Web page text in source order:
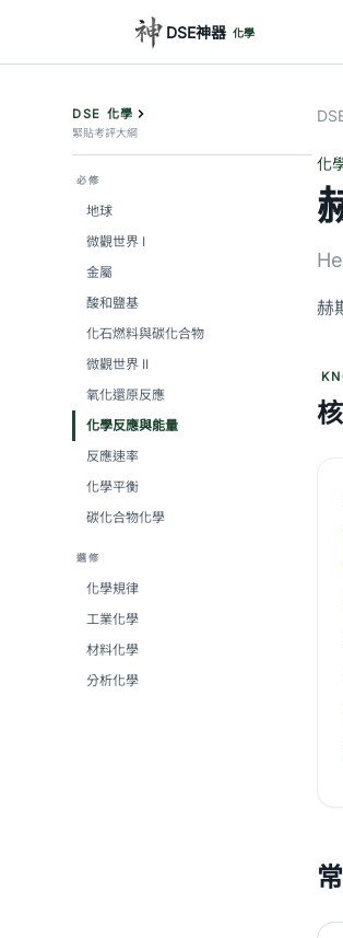
DSE神器 化學
DSE 化學
緊貼考評大綱
必修
地球
微觀世界 I
金屬
酸和鹽基
化石燃料與碳化合物
微觀世界 II
氧化還原反應
化學反應與能量
反應速率
化學平衡
碳化合物化學
選修
化學規律
工業化學
材料化學
分析化學
化
赫